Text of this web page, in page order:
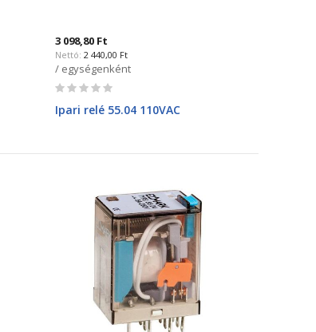
3 098,80 Ft
2 440,00 Ft
/ egységenként
Rating:
Ipari relé 55.04 110VAC